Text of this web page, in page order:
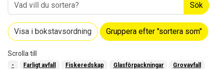
Sök
Visa i bokstavsordning Gruppera efter "sortera som"
Scrolla till
- Farligt avfall Fiskeredskap Glasförpackningar
Grovavfall